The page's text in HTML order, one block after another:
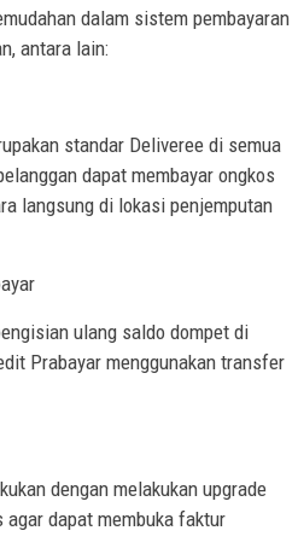
dalam sistem pembayaran
antara lain:
standar Deliveree di semua
dapat membayar ongkos
langsung di lokasi penjemputan
ulang saldo dompet di
Prabayar menggunakan transfer
dengan melakukan upgrade
agar dapat membuka faktur